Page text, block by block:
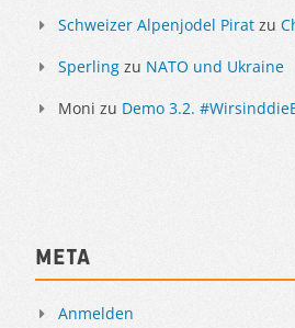
Schweizer Alpenjodel Pirat zu
Sperling zu NATO und Ukraine
Moni zu Demo 3.2.
Meta
Anmelden